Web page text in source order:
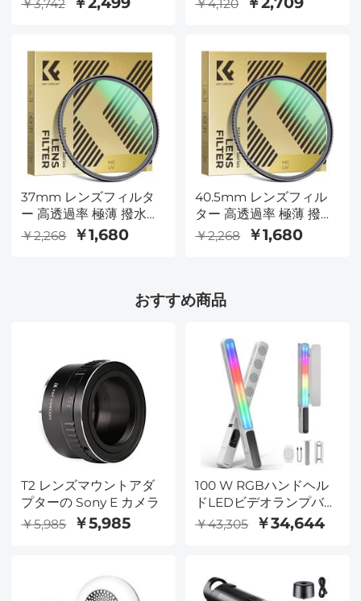
ス レンズ保護用 MCUV
Dazzleシリーズ）
￥3,742
ス レンズ保護用 MCUV
Dazzleシリーズ）
￥4,120
37mm レンズフィルタ
ー 高透過率 極薄 撥水防
汚 AGC日本製光学ガラ
￥2,268 ￥1,680
40.5mm レンズフィル
ター 高透過率 極薄 撥水
防汚 AGC日本製光学ガ
ズ）
￥2,268 ￥1,680
おすすめ商品
T2 レンズマウントアダ
プターの Sony E カメラ
￥5,985
￥5,985
100 W RGBハンドヘル
ドLEDビデオランプバー
2700 K-6500 K CRI
96+TLCI 98+は、6種類
￥43,305 ￥34,644